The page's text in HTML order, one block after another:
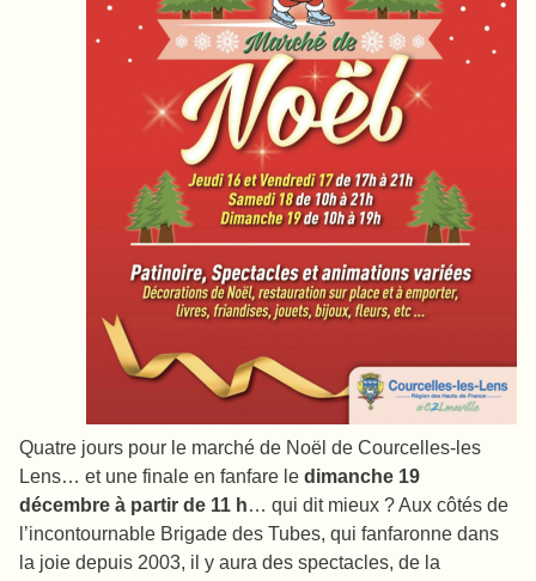
Quatre jours pour le marché de Noël de Courcelles-les
Lens… et une finale en fanfare le dimanche 19
décembre à partir de 11 h… qui dit mieux ? Aux côtés de
l’incontournable Brigade des Tubes, qui fanfaronne dans
la joie depuis 2003, il y aura des spectacles, de la